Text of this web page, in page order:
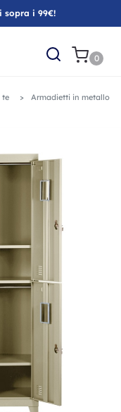
sopra i 99€!
0
te Armadietti in metallo